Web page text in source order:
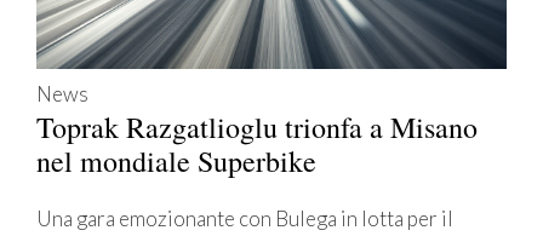
News
Toprak Razgatlioglu trionfa a Misano
nel mondiale Superbike
Una gara emozionante con Bulega in lotta per il